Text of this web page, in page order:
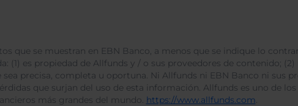
que se muestran en EBN Banco, a menos que se indique lo
(1) es propiedad de Allfunds y / o sus proveedores de contenido;
sea precisa, completa u oportuna. Ni Allfunds ni EBN Banco ni sus
que surjan del uso de esta información. Allfunds es uno de
más grandes del mundo. https://www.allfunds.com.